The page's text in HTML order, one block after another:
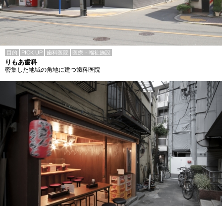
目的 PICK UP 歯科医院 医療・福祉施設
りもあ歯科
密集した地域の角地に建つ歯科医院